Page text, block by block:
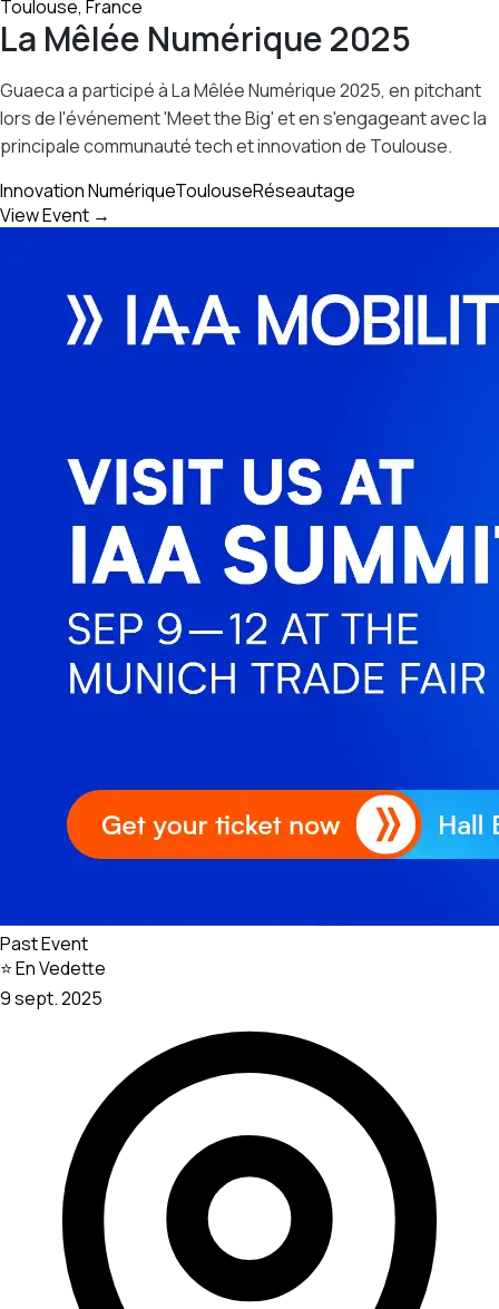
Toulouse, France
La Mêlée Numérique 2025
Guaeca a participé à La Mêlée Numérique 2025, en pitchant
lors de l'événement 'Meet the Big' et en s'engageant avec la
principale communauté tech et innovation de Toulouse.
Innovation NumériqueToulouseRéseautage
View Event →
Past Event
⭐ En Vedette
9 sept. 2025